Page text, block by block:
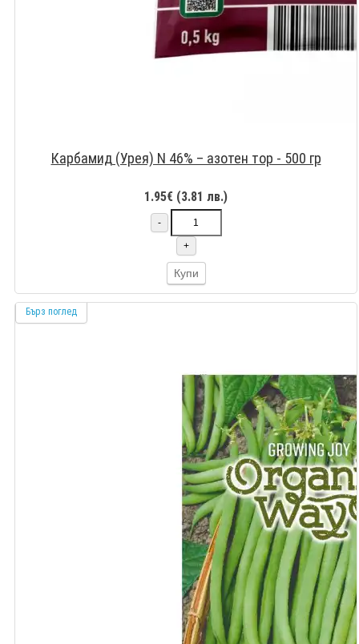
Карбамид (Урея) N 46% – азотен тор - 500 гр
1.95€ (3.81 лв.)
-
+
Купи
Бърз поглед